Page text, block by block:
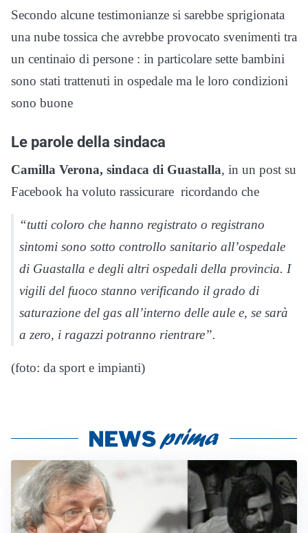
Secondo alcune testimonianze si sarebbe sprigionata
una nube tossica che avrebbe provocato svenimenti tra
un centinaio di persone : in particolare sette bambini
sono stati trattenuti in ospedale ma le loro condizioni
sono buone
Le parole della sindaca
Camilla Verona, sindaca di Guastalla, in un post su
Facebook ha voluto rassicurare ricordando che
“tutti coloro che hanno registrato o registrano
sintomi sono sotto controllo sanitario all’ospedale
di Guastalla e degli altri ospedali della provincia. I
vigili del fuoco stanno verificando il grado di
saturazione del gas all’interno delle aule e, se sarà
a zero, i ragazzi potranno rientrare”.
(foto: da sport e impianti)